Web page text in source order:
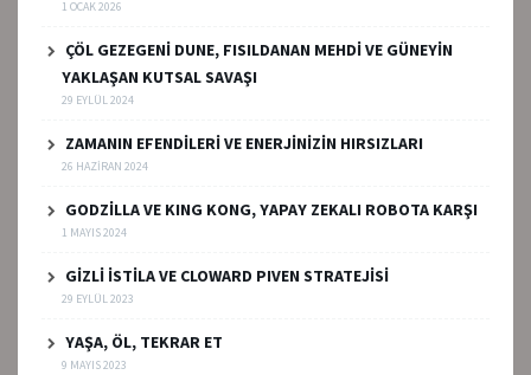
1 OCAK 2026
ÇÖL GEZEGENİ DUNE, FISILDANAN MEHDİ VE GÜNEYİN
YAKLAŞAN KUTSAL SAVAŞI
29 EYLÜL 2024
ZAMANIN EFENDİLERİ VE ENERJİNİZİN HIRSIZLARI
26 HAZIRAN 2024
GODZİLLA VE KING KONG, YAPAY ZEKALI ROBOTA KARŞI
1 MAYIS 2024
GİZLİ İSTİLA VE CLOWARD PIVEN STRATEJİSİ
29 EYLÜL 2023
YAŞA, ÖL, TEKRAR ET
9 MAYIS 2023